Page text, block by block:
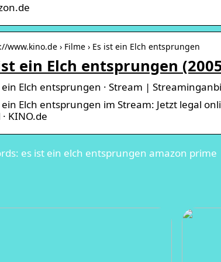
www.kino.de › Filme › Es ist ein Elch entsprungen
ein Elch entsprungen
ein Elch entsprungen · Stream |
ein Elch entsprungen im Stream: Jetzt legal
KINO.de
es ist ein elch entsprungen amazon prime